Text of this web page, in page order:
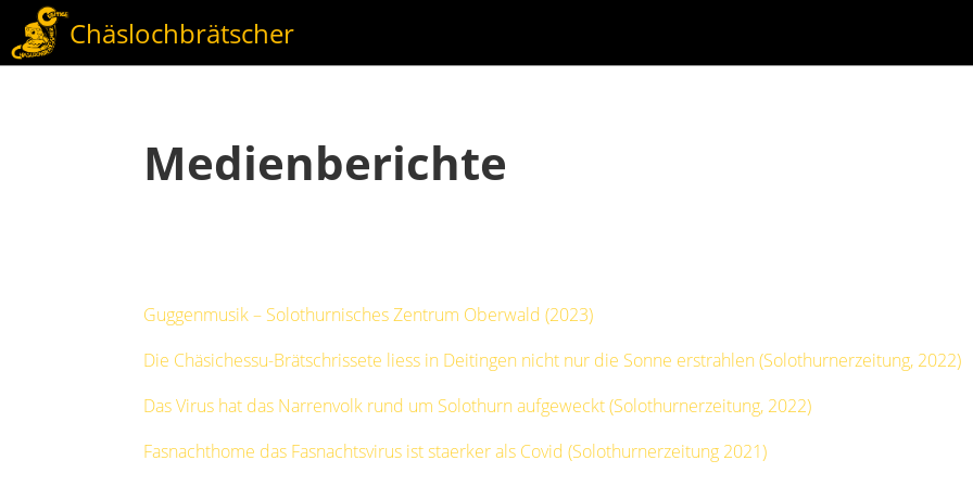
Chäslochbrätscher
Medienberichte
Guggenmusik – Solothurnisches Zentrum Oberwald (2023)
Die Chäsichessu-Brätschrissete liess in Deitingen nicht nur die Sonne erstrahlen (Solothurnerzeitung, 2022)
Das Virus hat das Narrenvolk rund um Solothurn aufgeweckt (Solothurnerzeitung, 2022)
Fasnachthome das Fasnachtsvirus ist staerker als Covid (Solothurnerzeitung 2021)